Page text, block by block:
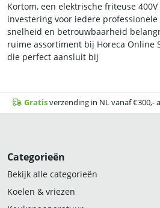
Kortom, een elektrische friteuse
investering voor iedere
snelheid en betrouwbaarheid
ruime assortiment bij Horeca Online
die perfect aansluit bij
Gratisverzending in NL vanaf €300,-
Categorieën
Bekijk alle categorieën
Koelen & vriezen